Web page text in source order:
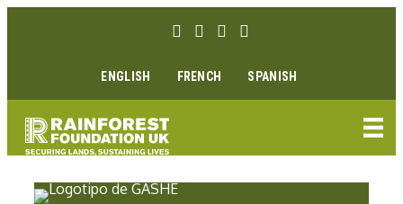
Enlace Facebook
Enlace Instagram
Enlace Youtube
Linkedin link
ENGLISH FRENCH SPANISH